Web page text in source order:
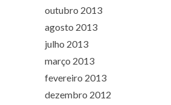
outubro 2013
agosto 2013
julho 2013
março 2013
fevereiro 2013
dezembro 2012